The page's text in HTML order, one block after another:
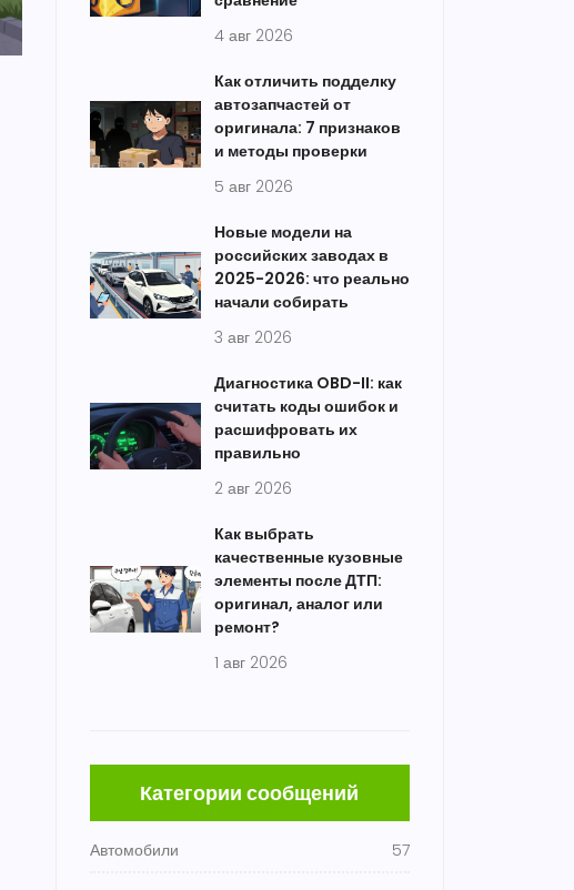
4 авг 2026
Как отличить подделку
автозапчастей от
оригинала: 7 признаков
и методы проверки
5 авг 2026
Новые модели на
российских заводах в
2025-2026: что реально
начали собирать
3 авг 2026
Диагностика OBD-II: как
считать коды ошибок и
расшифровать их
правильно
2 авг 2026
Как выбрать
качественные кузовные
элементы после ДТП:
оригинал, аналог или
ремонт?
1 авг 2026
Категории сообщений
Автомобили 57